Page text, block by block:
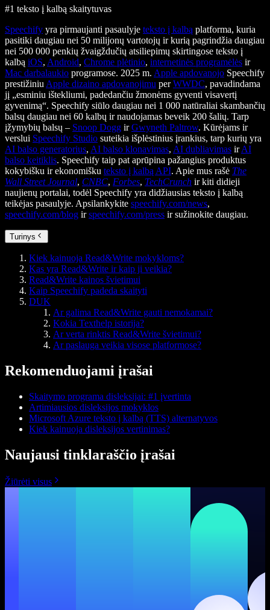
#1 teksto į kalbą skaitytuvas
Speechify yra pirmaujanti pasaulyje teksto į kalbą platforma, kuria
pasitiki daugiau nei 50 milijonų vartotojų ir kurią pagrindžia daugiau
nei 500 000 penkių žvaigždučių atsiliepimų skirtingose teksto į
kalbą iOS, Android, Chrome plėtinio, internetinės programėlės ir
Mac darbalaukio programose. 2025 m. Apple apdovanojo Speechify
prestižiniu Apple dizaino apdovanojimu perWWDC, pavadindama
jį „esminiu ištekliumi, padedančiu žmonėms gyventi visavertį
gyvenimą“. Speechify siūlo daugiau nei 1 000 natūraliai skambančių
balsų daugiau nei 60 kalbų ir naudojamas beveik 200 šalių. Tarp
įžymybių balsų – Snoop Dogg irGwyneth Paltrow. Kūrėjams ir
verslui Speechify Studio suteikia išplėstinius įrankius, tarp kurių yra
AI balso generatorius, AI balso klonavimas, AI dubliavimas irAI
balso keitiklis. Speechify taip pat aprūpina pažangius produktus
kokybišku ir ekonomišku teksto į kalbą API. Apie mus rašė The
Wall Street Journal, CNBC, Forbes, TechCrunch ir kiti didieji
naujienų portalai, todėl Speechify yra didžiausias teksto į kalbą
teikėjas pasaulyje. Apsilankykite speechify.com/news,
speechify.com/blog irspeechify.com/press ir sužinokite daugiau.
Turinys
Kiek kainuoja Read&Write mokykloms?
Kas yra Read&Write ir kaip ji veikia?
Read&Write kainos švietimui
Kaip Speechify padeda skaityti
DUK
Ar galima Read&Write gauti nemokamai?
Kokia Texthelp istorija?
Ar verta rinktis Read&Write švietimui?
Ar paslauga veikia visose platformose?
Rekomenduojami įrašai
Skaitymo programa disleksijai: #1 įvertinta
Artimiausios disleksijos mokyklos
Microsoft Azure teksto į kalbą (TTS) alternatyvos
Kiek kainuoja disleksijos vertinimas?
Naujausi tinklaraščio įrašai
Žiūrėti visus